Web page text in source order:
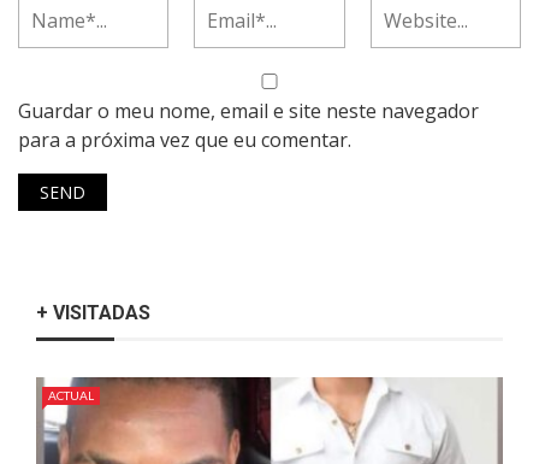
Guardar o meu nome, email e site neste navegador
para a próxima vez que eu comentar.
+ VISITADAS
ACTUAL